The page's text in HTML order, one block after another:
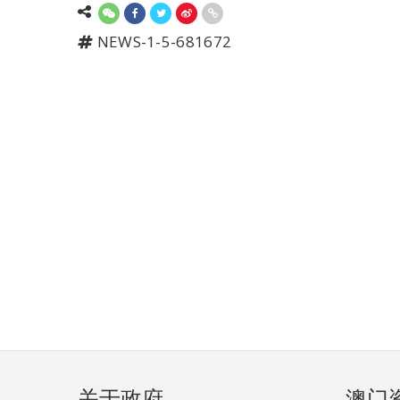
NEWS-1-5-681672
页